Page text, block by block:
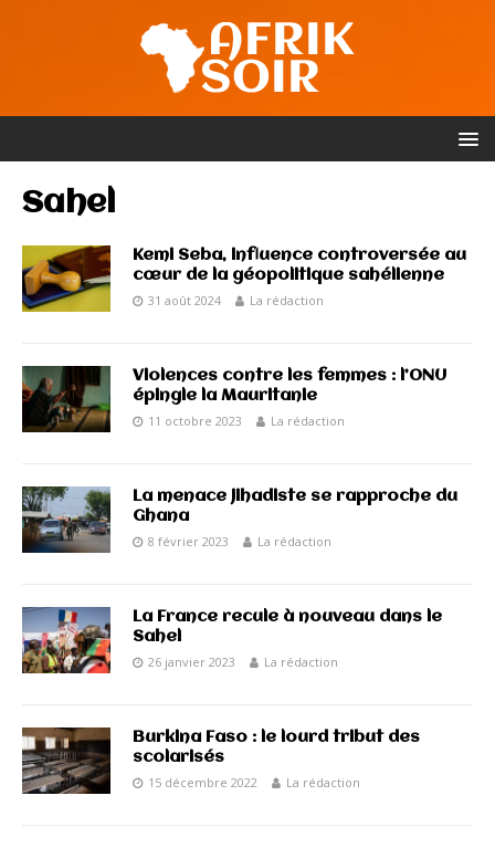
Sahel
Kemi Seba, influence controversée au
cœur de la géopolitique sahélienne
31 août 2024 La rédaction
Violences contre les femmes : l’ONU
épingle la Mauritanie
11 octobre 2023 La rédaction
La menace jihadiste se rapproche du
Ghana
8 février 2023 La rédaction
La France recule à nouveau dans le
Sahel
26 janvier 2023 La rédaction
Burkina Faso : le lourd tribut des
scolarisés
15 décembre 2022 La rédaction